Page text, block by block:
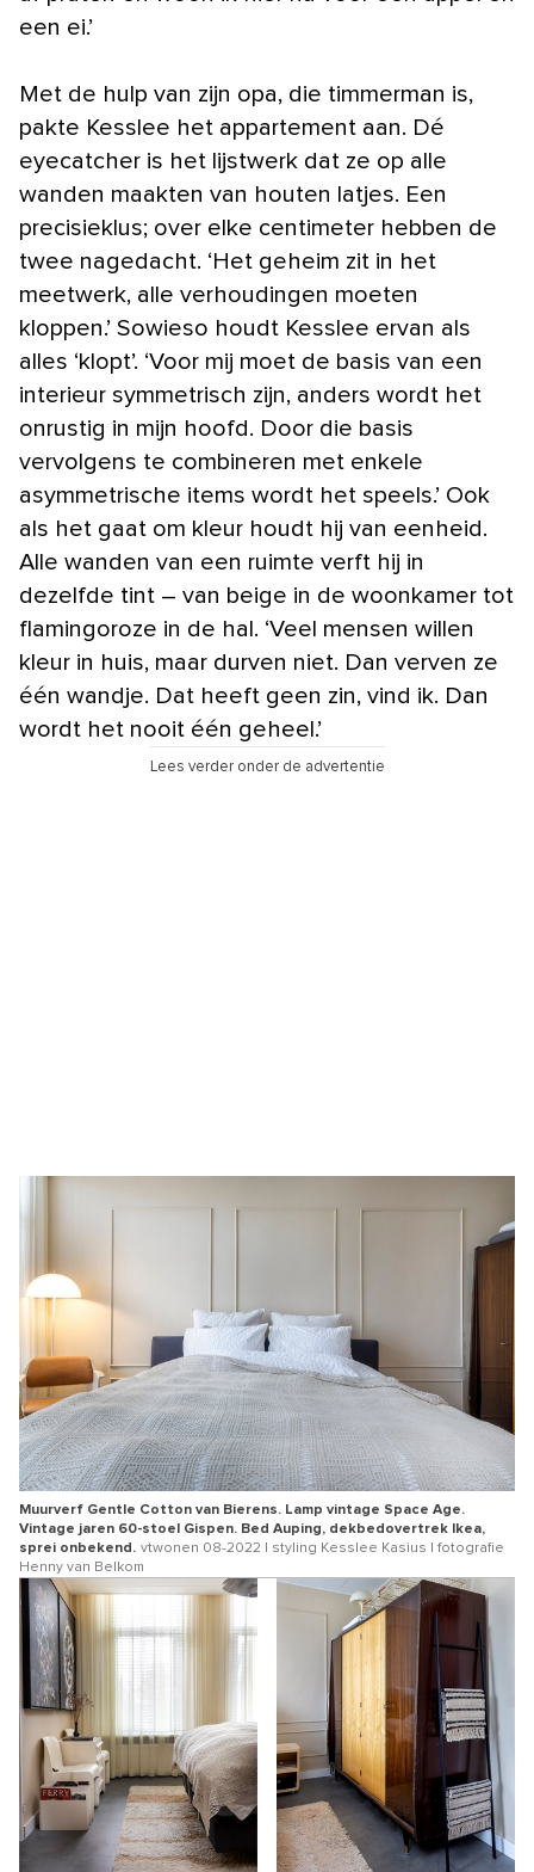
een ei.’
Met de hulp van zijn opa, die timmerman is,
pakte Kesslee het appartement aan. Dé
eyecatcher is het lijstwerk dat ze op alle
wanden maakten van houten latjes. Een
precisieklus; over elke centimeter hebben de
twee nagedacht. ‘Het geheim zit in het
meetwerk, alle verhoudingen moeten
kloppen.’ Sowieso houdt Kesslee ervan als
alles ‘klopt’. ‘Voor mij moet de basis van een
interieur symmetrisch zijn, anders wordt het
onrustig in mijn hoofd. Door die basis
vervolgens te combineren met enkele
asymmetrische items wordt het speels.’ Ook
als het gaat om kleur houdt hij van eenheid.
Alle wanden van een ruimte verft hij in
dezelfde tint – van beige in de woonkamer tot
flamingoroze in de hal. ‘Veel mensen willen
kleur in huis, maar durven niet. Dan verven ze
één wandje. Dat heeft geen zin, vind ik. Dan
wordt het nooit één geheel.’
Lees verder onder de advertentie
Muurverf Gentle Cotton van Bierens. Lamp vintage Space Age.
Vintage jaren 60-stoel Gispen. Bed Auping, dekbedovertrek Ikea,
sprei onbekend. vtwonen 08-2022 | styling Kesslee Kasius | fotografie
Henny van Belkom